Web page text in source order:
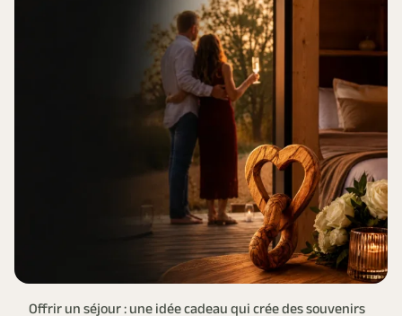
Offrir un séjour : une idée cadeau qui crée des souvenirs